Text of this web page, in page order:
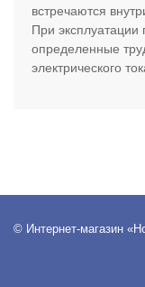
встречаются
При эксплуатации
определенные
электрического
© Интернет-магазин